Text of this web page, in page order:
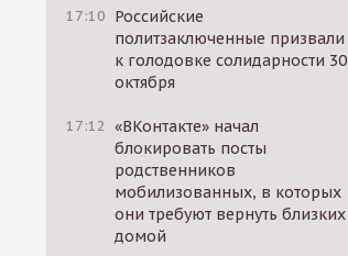
17:10 Российские
политзаключенные призвали
к голодовке солидарности 30
октября
17:12 «ВКонтакте» начал
блокировать посты
родственников
мобилизованных, в которых
они требуют вернуть близких
домой